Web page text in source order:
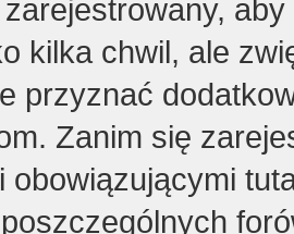
kilka chwil, ale
przyznać
Zanim się
obowiązującymi